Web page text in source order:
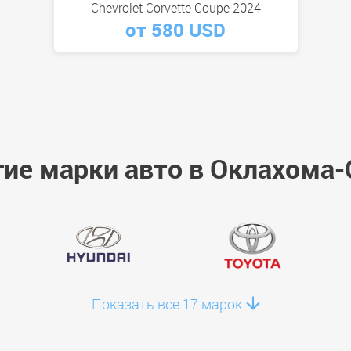
Chevrolet Corvette Coupe 2024
от 580 USD
марки авто в
Показать все 17 марок